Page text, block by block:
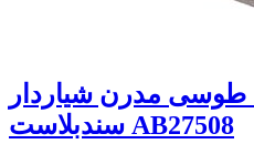
طوسی مدرن شیاردار
سندبلاست AB27508